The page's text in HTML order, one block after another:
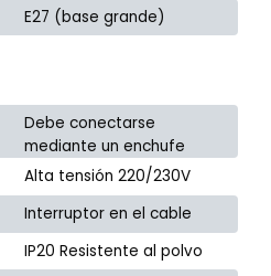
E27 (base grande)
Debe conectarse
mediante un enchufe
Alta tensión 220/230V
Interruptor en el cable
IP20 Resistente al polvo